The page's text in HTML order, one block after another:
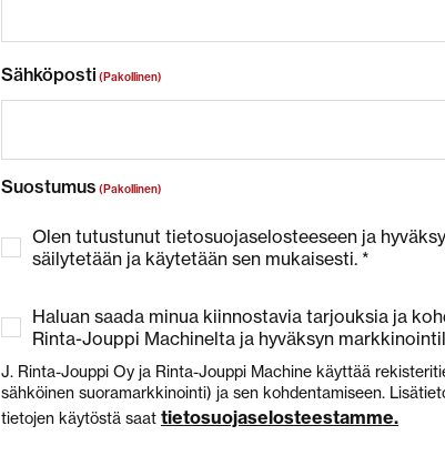
Sähköposti (Pakollinen)
Suostumus (Pakollinen)
Olen tutustunut tietosuojaselosteeseen ja
säilytetään ja käytetään sen mukaisesti. *
Haluan saada minua kiinnostavia tarjouksia ja
Rinta-Jouppi Machinelta ja hyväksyn
J. Rinta-Jouppi Oy ja Rinta-Jouppi Machine käyttää
sähköinen suoramarkkinointi) ja sen kohdentamiseen.
tietojen käytöstä saat tietosuojaselosteestamme.